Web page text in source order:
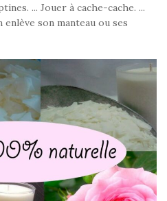
... Jouer à cache-cache. ...
enlève son manteau ou ses